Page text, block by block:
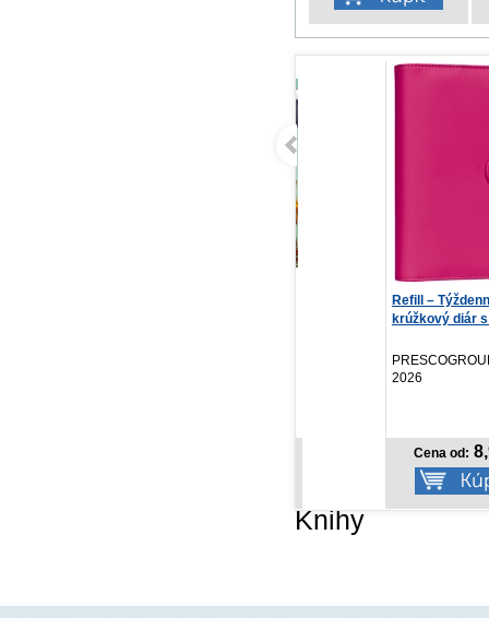
Refill – Týždenný
krúžkový diár s vymeni...
PRESCOGROUP SK,
8,97 €
Knihy